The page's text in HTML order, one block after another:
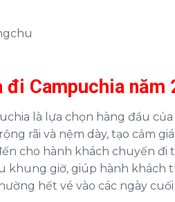
đi Campuchia năm
là lựa chọn hàng đầu
rãi và nệm dày, tạo cảm
cho hành khách chuyến
giờ, giúp hành
hết vé vào các ngày